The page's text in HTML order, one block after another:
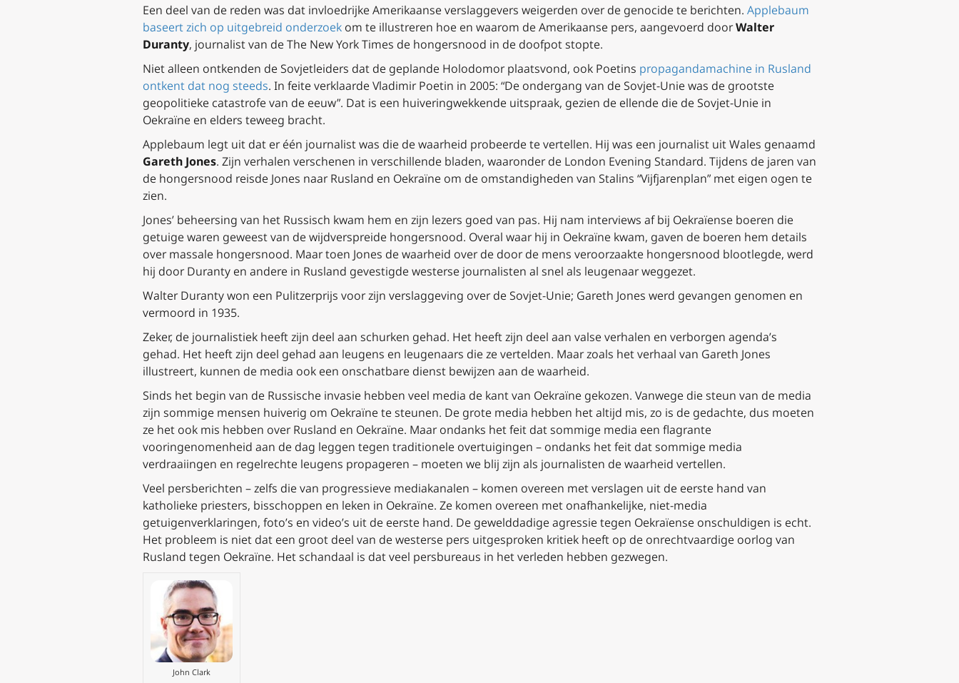
Een deel van de reden was dat invloedrijke Amerikaanse verslaggevers weigerden over de genocide te berichten. Applebaum
baseert zich op uitgebreid onderzoek om te illustreren hoe en waarom de Amerikaanse pers, aangevoerd doorWalter
Duranty, journalist van de The New York Times de hongersnood in de doofpot stopte.
Niet alleen ontkenden de Sovjetleiders dat de geplande Holodomor plaatsvond, ook Poetins propagandamachine in Rusland
ontkent dat nog steeds. In feite verklaarde Vladimir Poetin in 2005: “De ondergang van de Sovjet-Unie was de grootste
geopolitieke catastrofe van de eeuw”. Dat is een huiveringwekkende uitspraak, gezien de ellende die de Sovjet-Unie in
Oekraïne en elders teweeg bracht.
Applebaum legt uit dat er één journalist was die de waarheid probeerde te vertellen. Hij was een journalist uit Wales genaamd
Gareth Jones. Zijn verhalen verschenen in verschillende bladen, waaronder de London Evening Standard. Tijdens de jaren van
de hongersnood reisde Jones naar Rusland en Oekraïne om de omstandigheden van Stalins “Vijfjarenplan” met eigen ogen te
zien.
Jones’ beheersing van het Russisch kwam hem en zijn lezers goed van pas. Hij nam interviews af bij Oekraïense boeren die
getuige waren geweest van de wijdverspreide hongersnood. Overal waar hij in Oekraïne kwam, gaven de boeren hem details
over massale hongersnood. Maar toen Jones de waarheid over de door de mens veroorzaakte hongersnood blootlegde, werd
hij door Duranty en andere in Rusland gevestigde westerse journalisten al snel als leugenaar weggezet.
Walter Duranty won een Pulitzerprijs voor zijn verslaggeving over de Sovjet-Unie; Gareth Jones werd gevangen genomen en
vermoord in 1935.
Zeker, de journalistiek heeft zijn deel aan schurken gehad. Het heeft zijn deel aan valse verhalen en verborgen agenda’s
gehad. Het heeft zijn deel gehad aan leugens en leugenaars die ze vertelden. Maar zoals het verhaal van Gareth Jones
illustreert, kunnen de media ook een onschatbare dienst bewijzen aan de waarheid.
Sinds het begin van de Russische invasie hebben veel media de kant van Oekraïne gekozen. Vanwege die steun van de media
zijn sommige mensen huiverig om Oekraïne te steunen. De grote media hebben het altijd mis, zo is de gedachte, dus moeten
ze het ook mis hebben over Rusland en Oekraïne. Maar ondanks het feit dat sommige media een flagrante
vooringenomenheid aan de dag leggen tegen traditionele overtuigingen – ondanks het feit dat sommige media
verdraaiingen en regelrechte leugens propageren – moeten we blij zijn als journalisten de waarheid vertellen.
Veel persberichten – zelfs die van progressieve mediakanalen – komen overeen met verslagen uit de eerste hand van
katholieke priesters, bisschoppen en leken in Oekraïne. Ze komen overeen met onafhankelijke, niet-media
getuigenverklaringen, foto’s en video’s uit de eerste hand. De gewelddadige agressie tegen Oekraïense onschuldigen is echt.
Het probleem is niet dat een groot deel van de westerse pers uitgesproken kritiek heeft op de onrechtvaardige oorlog van
Rusland tegen Oekraïne. Het schandaal is dat veel persbureaus in het verleden hebben gezwegen.
John Clark